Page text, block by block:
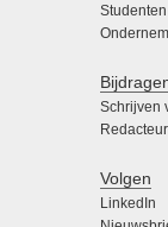
Studenten
Schrijven
Volgen
LinkedIn